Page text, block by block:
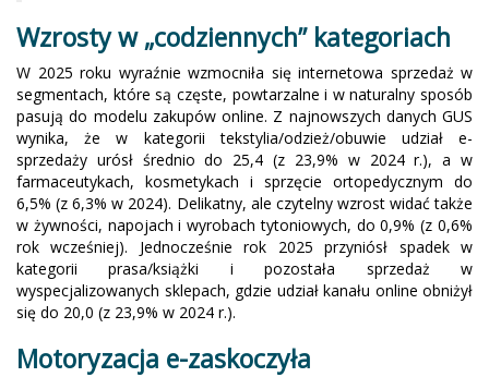
Wzrosty w „codziennych” kategoriach
W 2025 roku wyraźnie wzmocniła się internetowa sprzedaż w
segmentach, które są częste, powtarzalne i w naturalny sposób
pasują do modelu zakupów online. Z najnowszych danych GUS
wynika, że w kategorii tekstylia/odzież/obuwie udział e-
sprzedaży urósł średnio do 25,4 (z 23,9% w 2024 r.), a w
farmaceutykach, kosmetykach i sprzęcie ortopedycznym do
6,5% (z 6,3% w 2024). Delikatny, ale czytelny wzrost widać także
w żywności, napojach i wyrobach tytoniowych, do 0,9% (z 0,6%
rok wcześniej). Jednocześnie rok 2025 przyniósł spadek w
kategorii prasa/książki i pozostała sprzedaż w
wyspecjalizowanych sklepach, gdzie udział kanału online obniżył
się do 20,0 (z 23,9% w 2024 r.).
Motoryzacja e-zaskoczyła